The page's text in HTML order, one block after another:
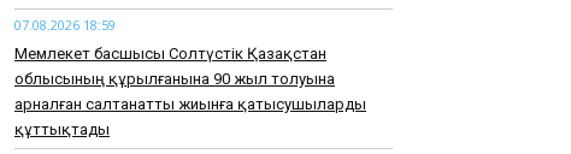
07.08.2026 18:59
Мемлекет басшысы Солтүстік Қазақстан
облысының құрылғанына 90 жыл толуына
арналған салтанатты жиынға қатысушыларды
құттықтады